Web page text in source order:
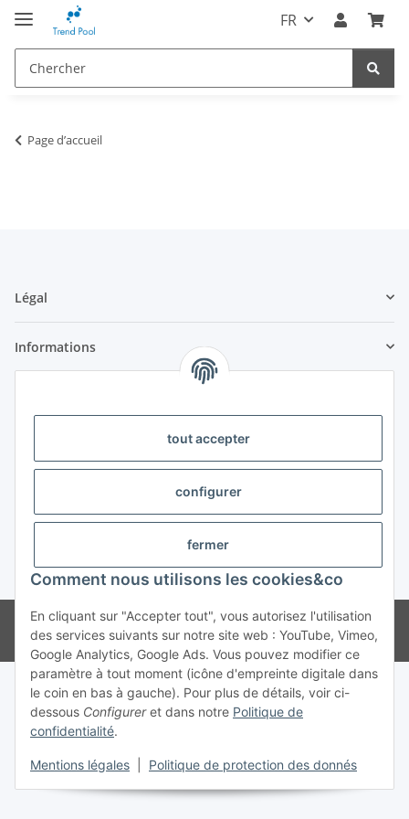
tout accepter
configurer
fermer
Comment nous utilisons les cookies&co
En cliquant sur "Accepter tout", vous autorisez l'utilisation
des services suivants sur notre site web : YouTube, Vimeo,
Google Analytics, Google Ads. Vous pouvez modifier ce
paramètre à tout moment (icône d'empreinte digitale dans
le coin en bas à gauche). Pour plus de détails, voir ci-
dessous Configureret dans notre Politique de
confidentialité.
Mentions légales Politique de protection des donnés
FR
Page d’accueil
Légal
Informations
#global.withdrawalForm#
* Tous les prix s'entendent TVA incluse
© Weinmann GmbH - Alle Rechte vorbehalten -
Alle Angebote richten
sich ausschließlich an registrierte Fachhändler